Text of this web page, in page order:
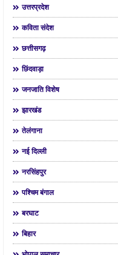
उत्तरप्रदेश
कविता संदेश
छत्तीसगढ़
छिंदवाड़ा
जनजाति विशेष
झारखंड
तेलंगाना
नई दिल्ली
नरसिंहपुर
पश्चिम बंगाल
बरघाट
बिहार